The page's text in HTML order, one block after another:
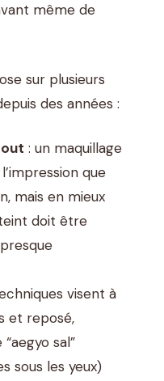
même de
sur plusieurs
des années :
: un maquillage
que
mais en mieux
doit être
visent à
et reposé,
sal”
sous les yeux)